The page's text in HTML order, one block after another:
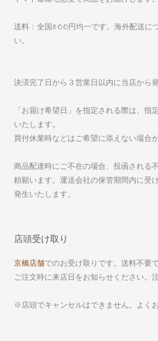
送料：全国800円均一です。海外配送に
い。
決済完了日から３営業日以内に当店から
「お届け希望日」を指定される際は、
いたします。
買付休業時などはご希望に添えない場合が
商品配達時にご不在の場合、投函される
頼願います。運送会社の保管期間内に受
発生いたします。
店頭受け取り
京橋店舗でのお受け取りです。送料不要で
ご注文時に来店日をお知らせください。
※店頭でキャンセルはできません。よく